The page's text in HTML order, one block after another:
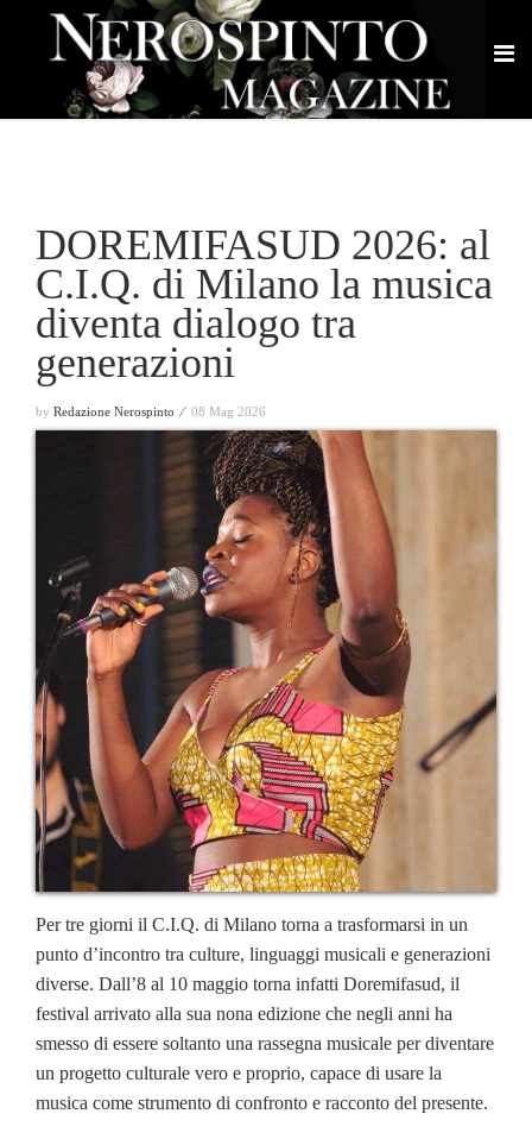
DOREMIFASUD 2026: al
C.I.Q. di Milano la musica
diventa dialogo tra
generazioni
by Redazione Nerospinto ⁄ 08 Mag 2026
Per tre giorni il C.I.Q. di Milano torna a trasformarsi in un
punto d’incontro tra culture, linguaggi musicali e generazioni
diverse. Dall’8 al 10 maggio torna infatti Doremifasud, il
festival arrivato alla sua nona edizione che negli anni ha
smesso di essere soltanto una rassegna musicale per diventare
un progetto culturale vero e proprio, capace di usare la
musica come strumento di confronto e racconto del presente.